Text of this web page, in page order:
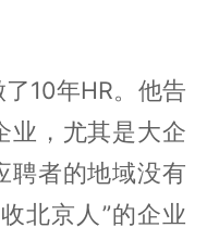
10年HR。他告
业，尤其是大企
聘者的地域没有
北京人”的企业